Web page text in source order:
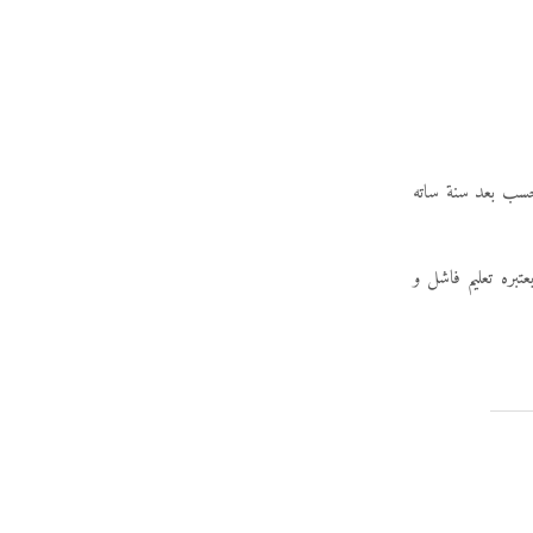
بعد سنة ساته
تعليم فاشل و